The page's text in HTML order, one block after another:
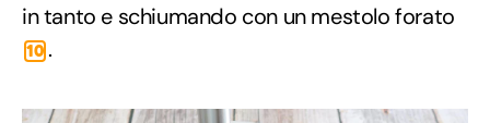
in tanto e schiumando con un mestolo forato
10 .